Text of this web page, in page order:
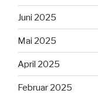
Juni 2025
Mai 2025
April 2025
Februar 2025